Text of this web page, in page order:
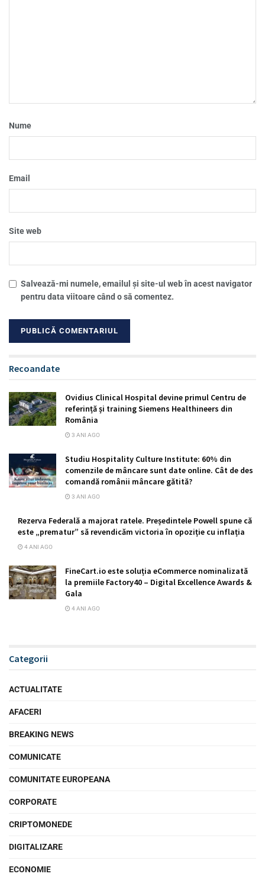
Nume
Email
Site web
Salvează-mi numele, emailul și site-ul web în acest navigator
pentru data viitoare când o să comentez.
Recoandate
Ovidius Clinical Hospital devine primul Centru de
referință și training Siemens Healthineers din
România
3 ANI AGO
Studiu Hospitality Culture Institute: 60% din
comenzile de mâncare sunt date online. Cât de des
comandă românii mâncare gătită?
3 ANI AGO
Rezerva Federală a majorat ratele. Președintele Powell spune că
este „prematur” să revendicăm victoria în opoziție cu inflația
4 ANI AGO
FineCart.io este soluția eCommerce nominalizată
la premiile Factory40 – Digital Excellence Awards &
Gala
4 ANI AGO
Categorii
ACTUALITATE
AFACERI
BREAKING NEWS
COMUNICATE
COMUNITATE EUROPEANA
CORPORATE
CRIPTOMONEDE
DIGITALIZARE
ECONOMIE